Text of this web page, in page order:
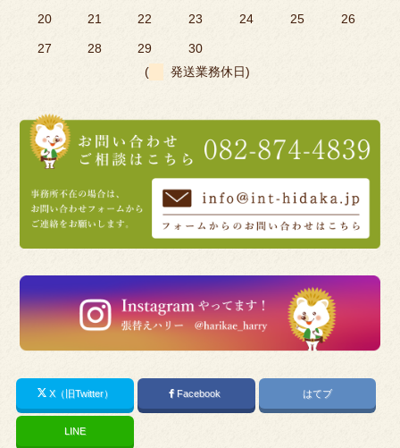
20 21 22 23 24 25 26
27 28 29
30
(
発送業務休日)
X（旧Twitter） Facebook はてブ
LINE